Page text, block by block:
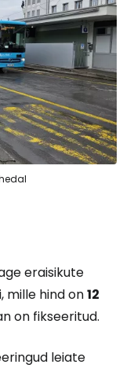
eraisikute
mille hind on12
on fikseeritud.
leiate